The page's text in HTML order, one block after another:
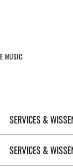
MUSIC
SERVICES &
SERVICES &